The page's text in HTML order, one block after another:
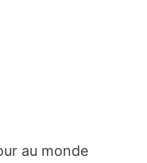
au monde